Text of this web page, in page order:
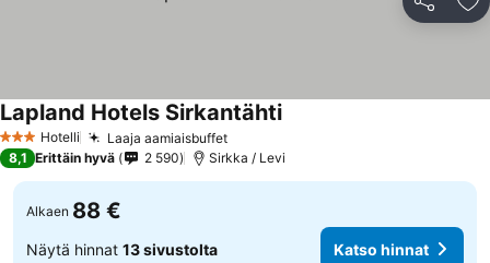
Jaa
3 Tähtiluokitus
Hotelli Laaja aamiaisbuffet
Lapland Hotels Sirkantähti
8,1 Erittäin hyvä 2 590 Sirkka / Levi
Alkaen 88 €
Näytä hinnat 13 sivustolta Katso hinnat